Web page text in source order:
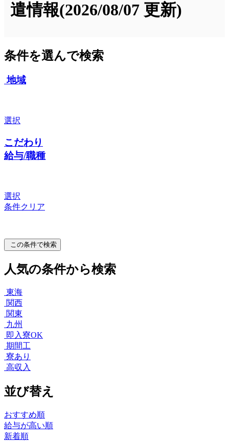
遣情報(2026/08/07 更新)
条件を選んで検索
地域
選択
こだわり
給与/職種
選択
条件クリア
この条件で検索
人気の条件から検索
東海
関西
関東
九州
即入寮OK
期間工
寮あり
高収入
並び替え
おすすめ順
給与が高い順
新着順